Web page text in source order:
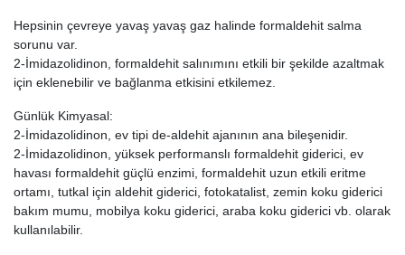
Hepsinin çevreye yavaş yavaş gaz halinde formaldehit salma
sorunu var.
2-İmidazolidinon, formaldehit salınımını etkili bir şekilde azaltmak
için eklenebilir ve bağlanma etkisini etkilemez.
Günlük Kimyasal:
2-İmidazolidinon, ev tipi de-aldehit ajanının ana bileşenidir.
2-İmidazolidinon, yüksek performanslı formaldehit giderici, ev
havası formaldehit güçlü enzimi, formaldehit uzun etkili eritme
ortamı, tutkal için aldehit giderici, fotokatalist, zemin koku giderici
bakım mumu, mobilya koku giderici, araba koku giderici vb. olarak
kullanılabilir.